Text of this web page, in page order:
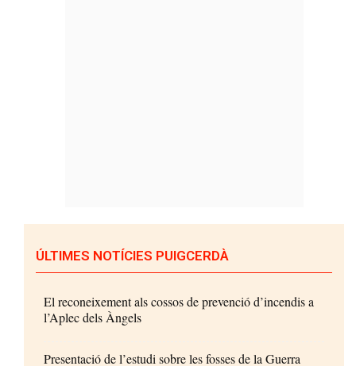
ÚLTIMES NOTÍCIES PUIGCERDÀ
El reconeixement als cossos de prevenció d’incendis a
l’Aplec dels Àngels
Presentació de l’estudi sobre les fosses de la Guerra